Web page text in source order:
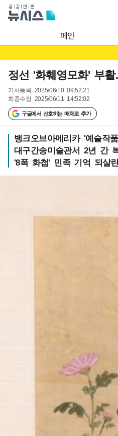
메인
정선 '화훼영모화' 부
기사등록 2025/06/10 09:52:21
최종수정 2025/06/11 14:52:02
구글에서 선호하는 매체로 추가
뱅크오브아메리카 '예술작
대구간송미술관서 2년 간
'8폭 화첩' 민족 기억 되살